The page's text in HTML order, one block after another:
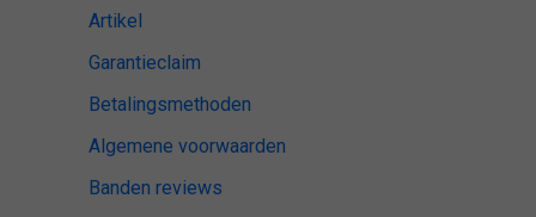
Artikel
Garantieclaim
Betalingsmethoden
Algemene voorwaarden
Banden reviews